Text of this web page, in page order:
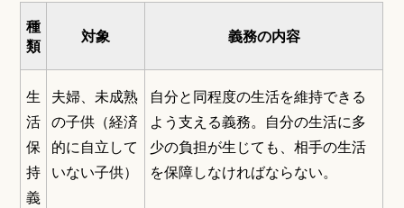
種
類
対象 義務の内容
生
活
保
持
義
夫婦、未成熟
の子供（経済
的に自立して
いない子供）
自分と同程度の生活を維持できる
よう支える義務。自分の生活に多
少の負担が生じても、相手の生活
を保障しなければならない。